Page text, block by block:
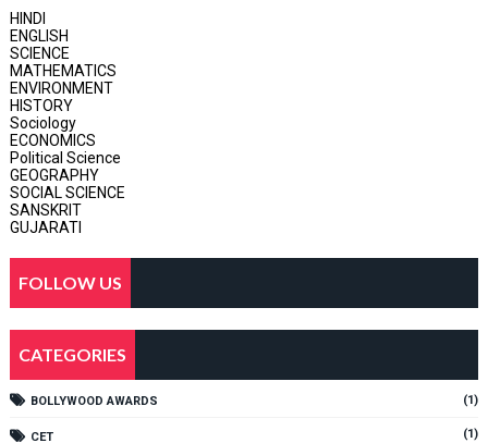
HINDI
ENGLISH
SCIENCE
MATHEMATICS
ENVIRONMENT
HISTORY
Sociology
ECONOMICS
Political Science
GEOGRAPHY
SOCIAL SCIENCE
SANSKRIT
GUJARATI
FOLLOW US
CATEGORIES
BOLLYWOOD AWARDS (1)
CET (1)